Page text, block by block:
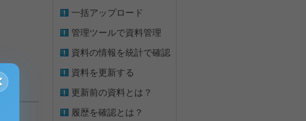
一括アップロード
管理ツールで資料管理
資料の情報を統計で確認
資料を更新する
更新前の資料とは？
履歴を確認とは？